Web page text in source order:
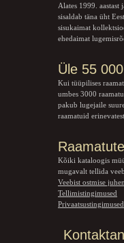
Alates 1999. aastast
sisaldab täna üht
sisukaimat
ehedaimat
Üle 55
Kui tüüpilises
umbes 3000
pakub lugejaile
raamatuid
Kõiki kataloogis
mugavalt tellida
Veebist ostmise
Tellimistingimused
Privaatsustingimused